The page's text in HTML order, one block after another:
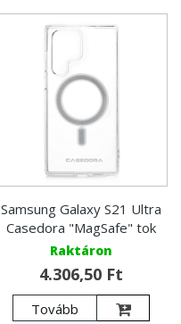
Samsung Galaxy S21 Ultra
Casedora "MagSafe" tok
Raktáron
4.306,50 Ft
Tovább